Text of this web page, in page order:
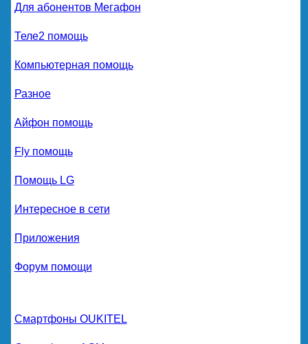
Для абонентов Мегафон
Теле2 помощь
Компьютерная помощь
Разное
Айфон помощь
Fly помощь
Помощь LG
Интересное в сети
Приложения
Форум помощи
Смартфоны OUKITEL